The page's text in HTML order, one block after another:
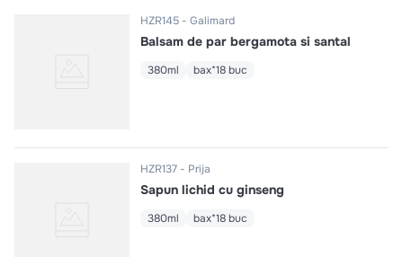
HZR145 Galimard
Balsam de par bergamota si santal
380ml bax*18 buc
HZR137 Prija
Sapun lichid cu ginseng
380ml bax*18 buc